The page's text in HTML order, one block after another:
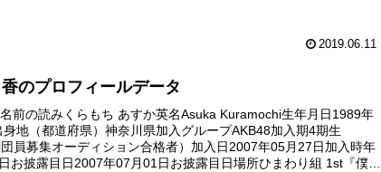
2019.06.11
のプロフィールデータ
前の読みくらもち あすか英名Asuka Kuramochi生年月日1989年
地（都道府県）神奈川県加入グループAKB48加入期4期生
員募集オーディション合格者）加入日2007年05月27日加入時年
お披露目日2007年07月01日お披露目日場所ひまわり組 1st『僕の